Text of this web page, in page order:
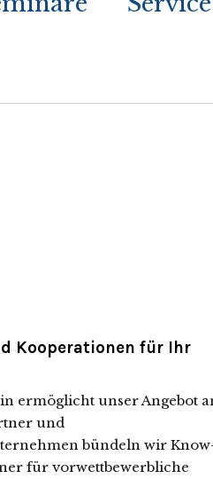
Kooperationen für Ihr
ermöglicht unser Angebot
und
bündeln wir
für vorwettbewerbliche